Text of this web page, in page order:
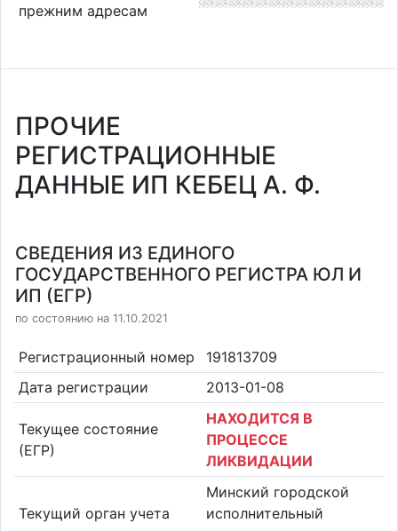
прежним адресам
ПРОЧИЕ
РЕГИСТРАЦИОННЫЕ
ДАННЫЕ ИП КЕБЕЦ А. Ф.
СВЕДЕНИЯ ИЗ ЕДИНОГО
ГОСУДАРСТВЕННОГО РЕГИСТРА ЮЛ И
ИП (ЕГР)
по состоянию на 11.10.2021
Регистрационный номер
191813709
Дата регистрации
2013-01-08
Текущее состояние
(ЕГР)
НАХОДИТСЯ В
ПРОЦЕССЕ
ЛИКВИДАЦИИ
Текущий орган учета
Минский городской
исполнительный